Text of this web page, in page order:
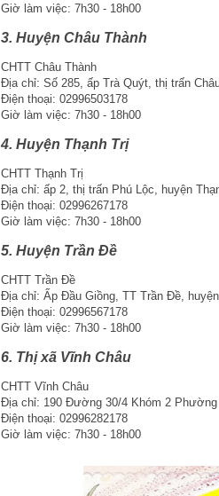
Giờ làm việc: 7h30 - 18h00
3. Huyện Châu Thành
CHTT Châu Thành
Địa chỉ: Số 285, ấp Trà Quýt, thị trấn
Điện thoại: 02996503178
Giờ làm việc: 7h30 - 18h00
4. Huyện Thạnh Trị
CHTT Thạnh Trị
Địa chỉ: ấp 2, thị trấn Phú Lộc, huyện
Điện thoại: 02996267178
Giờ làm việc: 7h30 - 18h00
5. Huyện Trần Đề
CHTT Trần Đề
Địa chỉ: Ấp Đầu Giồng, TT Trần Đề,
Điện thoại: 02996567178
Giờ làm việc: 7h30 - 18h00
6. Thị xã Vĩnh Châu
CHTT Vĩnh Châu
Địa chỉ: 190 Đường 30/4 Khóm 2
Điện thoại: 02996282178
Giờ làm việc: 7h30 - 18h00